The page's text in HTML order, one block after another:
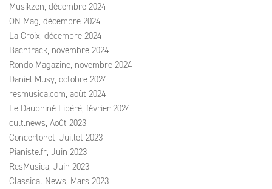
Musikzen, décembre 2024
ON Mag, décembre 2024
La Croix, décembre 2024
Bachtrack, novembre 2024
Rondo Magazine, novembre 2024
Daniel Musy, octobre 2024
resmusica.com, août 2024
Le Dauphiné Libéré, février 2024
cult.news, Août 2023
Concertonet, Juillet 2023
Pianiste.fr, Juin 2023
ResMusica, Juin 2023
Classical News, Mars 2023